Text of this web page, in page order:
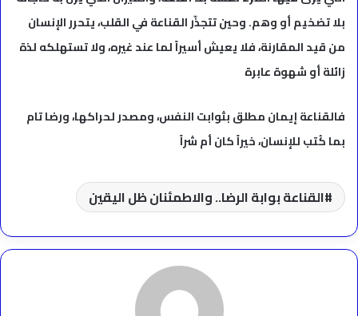
بلا تضخيم أو وهم. وحين تتجذّر القناعة في القلب، يتحرر الإنسان
من قيد المقارنة، فلا يعيش أسيراً لما عند غيره، ولا تستهلكه لذة
زائلة أو شهوة عابرة
فالقناعة إيمان مطلق بثوابت النفس، ومصدر لحراكها، ورضا تام
بما كُتب للإنسان، خيراً كان أم شراً
القناعة بوابة الرضا.. والاطمئنان ظل اليقين